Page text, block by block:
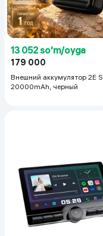
13 052 so'm/oyga
179 000
Внешний аккумулятор 2E
20000mAh, черный